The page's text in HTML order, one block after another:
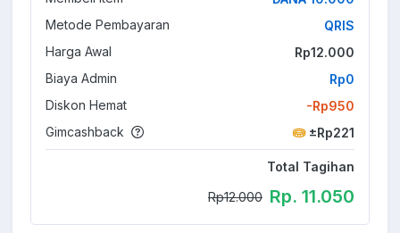
Metode Pembayaran
QRIS
Harga Awal
Rp12.000
Biaya Admin
Rp0
Diskon Hemat
-Rp950
Gimcashback
±Rp221
Total Tagihan
Rp12.000 Rp. 11.050